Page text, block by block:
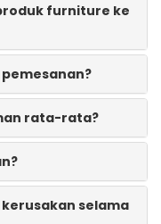
furniture ke
rata-rata?
selama